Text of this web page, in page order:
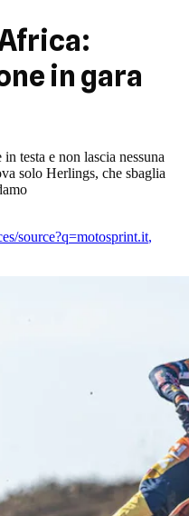
in gara
testa e non lascia nessuna
solo Herlings, che sbaglia
source?q=motosprint.it,